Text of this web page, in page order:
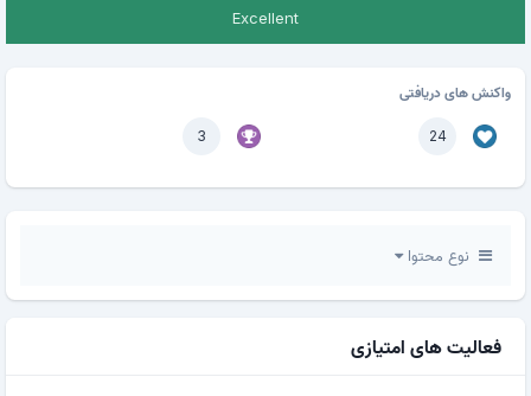
Excellent
واکنش های دریافتی
24
3
نوع محتوا
فعالیت های امتیازی